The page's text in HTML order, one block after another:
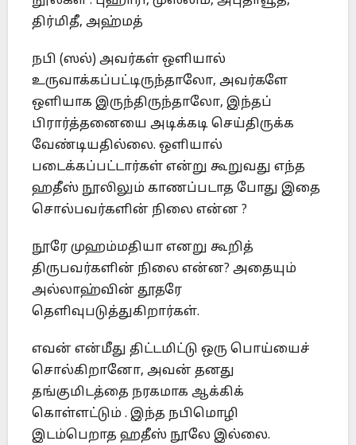
திர்மிதீ, அஹ்மத்
நபி (ஸல்) அவர்கள் ஒளியால்
உருவாக்கப்பட்டிருந்தாலோ, அவர்களே
ஒளியாக இருந்திருந்தாலோ, இந்தப்
பிரார்த்தனையை அடிக்கடி செய்திருக்க
வேண்டியதில்லை. ஒளியால்
படைக்கப்பட்டார்கள் என்று கூறுவது எந்த
ஹதீஸ் நூலிலும் காணப்படாத போது இதை
சொல்பவர்களின் நிலை என்ன ?
நூரே முஹம்மதியா எனறு கூறித்
திருபவர்களின் நிலை என்ன? அதையும்
அல்லாஹ்வின் தூதரே
தெளிவுபடுத்துகிறார்கள்.
எவன் என்மீது திட்டமிட்டு ஒரு பொய்யைச்
சொல்கிறானோ, அவன் தனது
தங்குமிடத்தை நரகமாக ஆக்கிக்
கொள்ளட்டும் . இந்த நபிமொழி
இடம்பெறாத ஹதீஸ் நூலே இல்லை.